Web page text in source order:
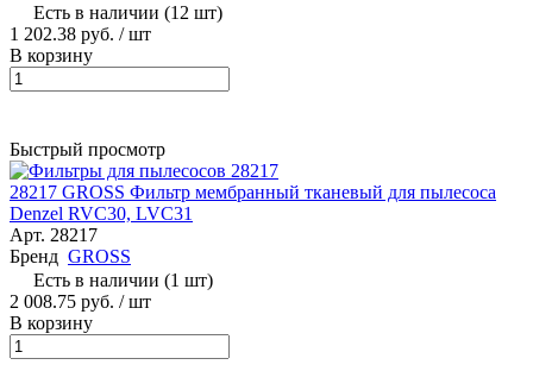
Есть в наличии (12 шт)
1 202.38 руб. / шт
В корзину
Быстрый просмотр
28217 GROSS Фильтр мембранный тканевый для пылесоса
Denzel RVC30, LVC31
Арт. 28217
Бренд GROSS
Есть в наличии (1 шт)
2 008.75 руб. / шт
В корзину